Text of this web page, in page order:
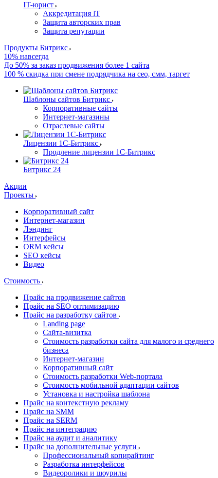
IT-юрист
Аккредитация IT
Защита авторских прав
Защита репутации
Продукты Битрикс
10% навсегда
До 50% за заказ продвижения более 1 сайта
100 % скидка при смене подрядчика на сео, смм, таргет
Шаблоны сайтов Битрикс
Корпоративные сайты
Интернет-магазины
Отраслевые сайты
Лицензии 1С-Битрикс
Продление лицензии 1С-Битрикс
Битрикс 24
Акции
Проекты
Корпоративный сайт
Интернет-магазин
Лэндинг
Интерфейсы
ORM кейсы
SEO кейсы
Видео
Стоимость
Прайс на продвижение сайтов
Прайс на SEO оптимизацию
Прайс на разработку сайтов
Landing page
Cайта-визитка
Стоимость разработки сайта для малого и среднего
бизнеса
Интернет-магазин
Корпоративный сайт
Стоимость разработки Web-портала
Стоимость мобильной адаптации сайтов
Установка и настройка шаблона
Прайс на контекстную рекламу
Прайс на SMM
Прайс на SERM
Прайс на интеграцию
Прайс на аудит и аналитику
Прайс на дополнительные услуги
Профессиональный копирайтинг
Разработка интерфейсов
Видеоролики и шоурилы